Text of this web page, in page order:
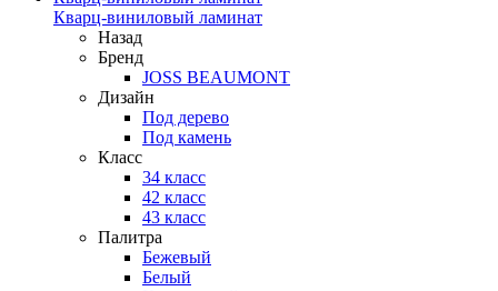
Кварц-виниловый ламинат
Назад
Бренд
JOSS BEAUMONT
Дизайн
Под дерево
Под камень
Класс
34 класс
42 класс
43 класс
Палитра
Бежевый
Белый